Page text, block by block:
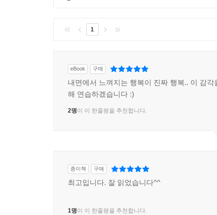
1
eBook 구매
내면에서 느껴지는 행복이 진짜 행복.. 이 감각
해 연습하겠습니다 :)
2명이 이 한줄평을 추천합니다.
종이책 구매
최고입니다. 잘 읽었습니다^^
1명이 이 한줄평을 추천합니다.